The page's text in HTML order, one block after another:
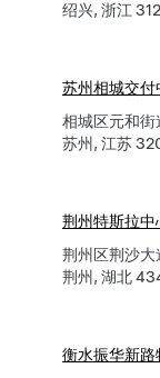
绍兴, 浙江
苏州相城交付
相城区元和
苏州, 江苏
荆州特斯拉中
荆州区荆沙
荆州, 湖北
衡水振华新路